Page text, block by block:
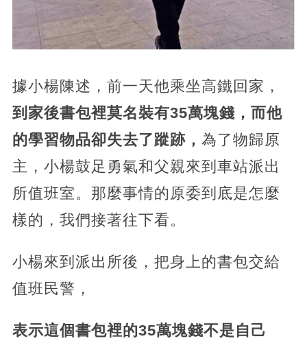
據小楊陳述，前一天他乘坐高鐵回家，
到家後書包裡莫名裝有35萬塊錢，而他
的學習物品卻失去了蹤跡， 為了物歸原
主，小楊鼓足勇氣和父親來到車站派出
所值班室。那麼事情的原委到底是怎麼
樣的，我們接著往下看。
小楊來到派出所後，把身上的書包交給
值班民警，
表示這個書包裡的35萬塊錢不是自己